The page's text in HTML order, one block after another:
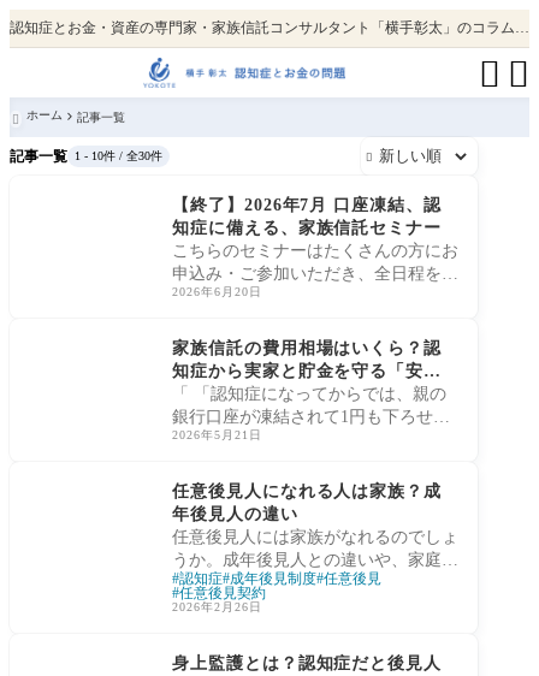
認知症とお金・資産の専門家・家族信託コンサルタント「横手彰太」のコラム。テレビ・新聞・雑誌出演・掲載、書籍累計5万部。
 
 ホーム 記事一覧
記事一覧 1 - 10件 / 全30件 
【終了】2026年7月 口座凍結、認
知症に備える、家族信託セミナー
こちらのセミナーはたくさんの方にお
申込み・ご参加いただき、全日程を終
了いたしました。セミナーだけでな
2026年6月20日
家族信託の費用相場はいくら？認
知症から実家と貯金を守る「安心
の初期投資」をプロが徹底解説
「 「認知症になってからでは、親の
銀行口座が凍結されて1円も下ろせな
くなる」 このようなリスクを耳にし
2026年5月21日
任意後見人になれる人は家族？成
年後見人の違い
任意後見人には家族がなれるのでしょ
うか。成年後見人との違いや、家庭裁
判所が関与する仕組みを、認知症とお
金の専門家・横手彰太が高齢者と家族
認知症 成年後見制度 任意後見
任意後見契約
2026年2月26日
身上監護とは？認知症だと後見人